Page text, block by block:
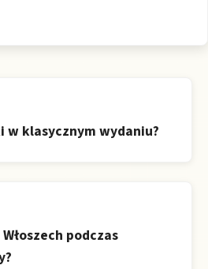
w klasycznym wydaniu?
podczas